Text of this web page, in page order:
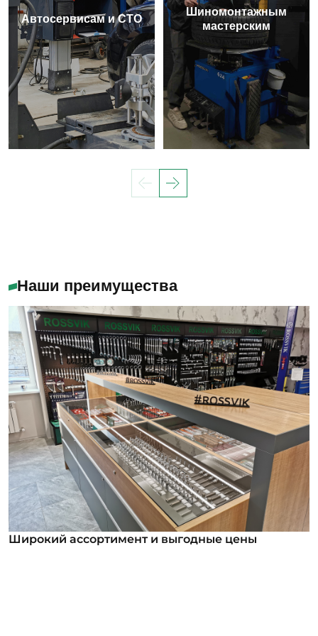
Автосервисам и СТО
Шиномонтажным
мастерским
Наши преимущества
Широкий ассортимент и выгодные цены